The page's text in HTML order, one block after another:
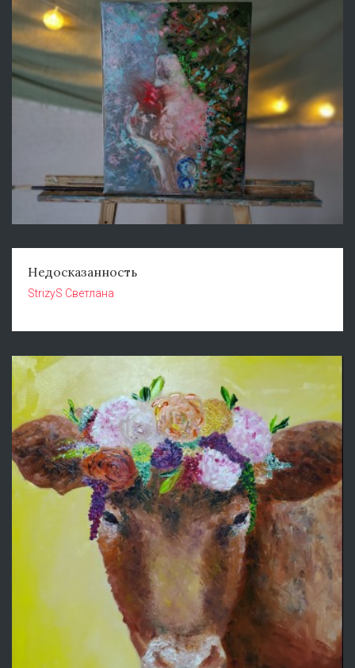
Недосказанность
StrizyS Светлана